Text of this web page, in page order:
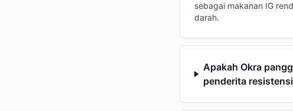
sebagai makanan IG
darah.
Apakah Okra
penderita